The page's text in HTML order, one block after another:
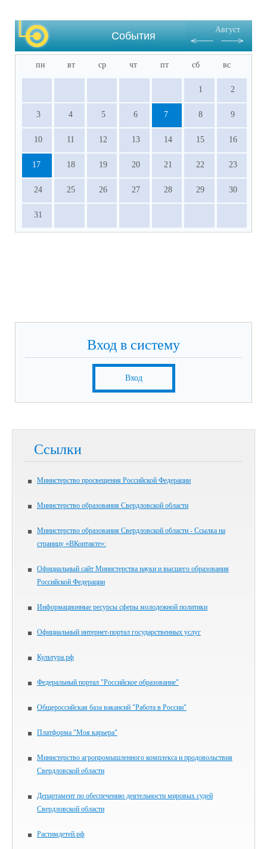
События
Август
пн вт ср чт пт сб вс
1 2
3 4 5 6 7 8 9
10 11 12 13 14 15 16
17 18 19 20 21 22 23
24 25 26 27 28 29 30
31
Вход в систему
Вход
Ссылки
Министерство просвещения Российской Федерации
Министерство образования Свердловской области
Министерство образования Свердловской области - Ссылка на
страницу «ВКонтакте»:
Официальный сайт Министерства науки и высшего образования
Российской Федерации
Информационные ресурсы сферы молодежной политики
Официальный интернет-портал государственных услуг
Культура.рф
Федеральный портал "Российское образование"
Общероссийская база вакансий "Работа в России"
Платформа "Моя карьера"
Министерство агропромышленного комплекса и продовольствия
Свердловской области
Департамент по обеспечению деятельности мировых судей
Свердловской области
Растимдетей.рф